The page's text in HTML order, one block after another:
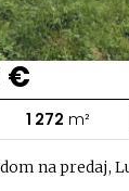
€
1 272 m²
na predaj,